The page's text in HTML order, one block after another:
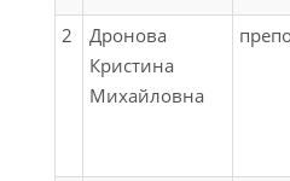
2
Дронова
Кристина
Михайловна